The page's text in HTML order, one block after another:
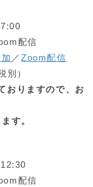
配信
／Zoom配信
）
おりますので、お
す。
配信